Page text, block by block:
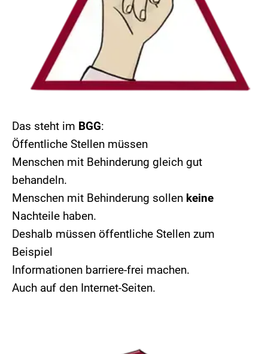
Das steht im BGG:
Öffentliche Stellen müssen
Menschen mit Behinderung gleich gut
behandeln.
Menschen mit Behinderung sollen keine
Nachteile haben.
Deshalb müssen öffentliche Stellen zum
Beispiel
Informationen barriere-frei machen.
Auch auf den Internet-Seiten.